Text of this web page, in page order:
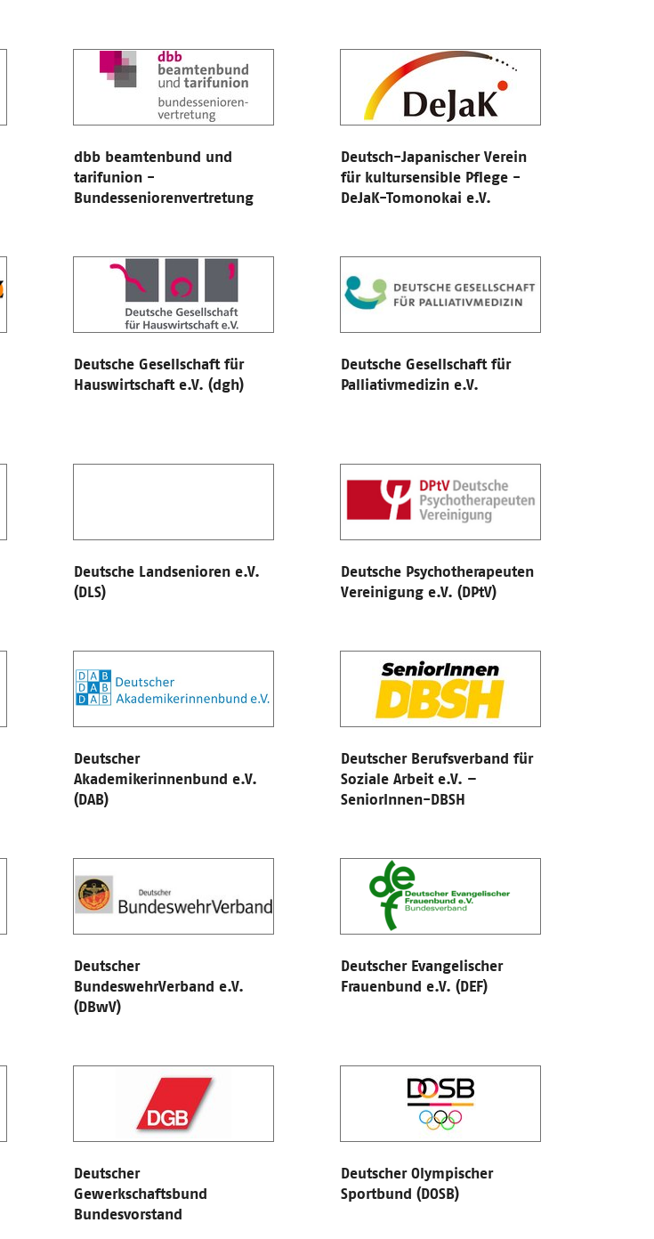
dbb beamtenbund und
tarifunion -
Bundesseniorenvertretung
Deutsch-Japanischer Verein
für kultursensible Pflege -
DeJaK-Tomonokai e.V.
Deutsche Gesellschaft für
Hauswirtschaft e.V. (dgh)
Deutsche Gesellschaft für
Palliativmedizin e.V.
Deutsche Landsenioren e.V.
(DLS)
Deutsche Psychotherapeuten
Vereinigung e.V. (DPtV)
Deutscher
Akademikerinnenbund e.V.
(DAB)
Deutscher Berufsverband für
Soziale Arbeit e.V. –
SeniorInnen-DBSH
Deutscher
BundeswehrVerband e.V.
(DBwV)
Deutscher Evangelischer
Frauenbund e.V. (DEF)
Deutscher
Gewerkschaftsbund
Bundesvorstand
Deutscher Olympischer
Sportbund (DOSB)